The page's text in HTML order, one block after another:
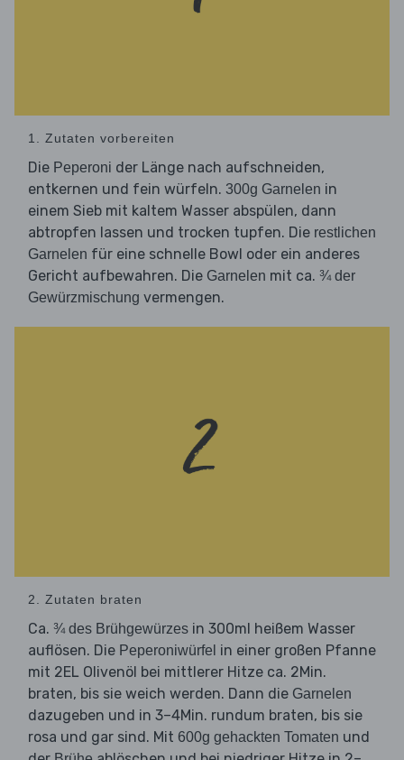
1. Zutaten vorbereiten
Die Peperoni der Länge nach aufschneiden,
entkernen und fein würfeln. 300g Garnelen in
einem Sieb mit kaltem Wasser abspülen, dann
abtropfen lassen und trocken tupfen. Die restlichen
Garnelen für eine schnelle Bowl oder ein anderes
Gericht aufbewahren. Die Garnelen mit ca. ¾ der
Gewürzmischung vermengen.
2. Zutaten braten
Ca. ¾ des Brühgewürzes in 300ml heißem Wasser
auflösen. Die Peperoniwürfel in einer großen Pfanne
mit 2EL Olivenöl bei mittlerer Hitze ca. 2Min.
braten, bis sie weich werden. Dann die Garnelen
dazugeben und in 3–4Min. rundum braten, bis sie
rosa und gar sind. Mit 600g gehackten Tomaten und